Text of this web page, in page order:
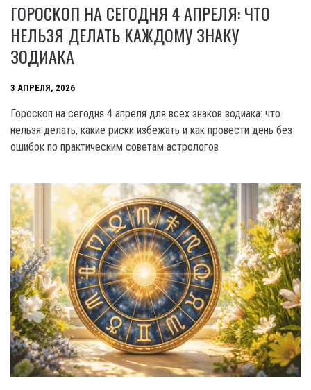
ГОРОСКОП НА СЕГОДНЯ 4 АПРЕЛЯ: ЧТО
НЕЛЬЗЯ ДЕЛАТЬ КАЖДОМУ ЗНАКУ
ЗОДИАКА
3 АПРЕЛЯ, 2026
Гороскоп на сегодня 4 апреля для всех знаков зодиака: что
нельзя делать, какие риски избежать и как провести день без
ошибок по практическим советам астрологов